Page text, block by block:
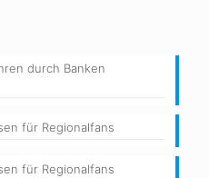
durch Banken
für Regionalfans
für Regionalfans